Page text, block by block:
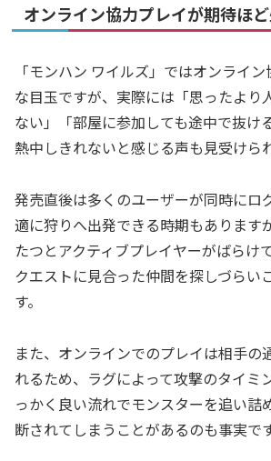
オンライン協力プレイが期待ほ
「モンハン ワイルズ」ではオンライ
な目玉ですが、実際には「思ったより
ない」「部屋に参加しても途中で抜け
熱中しきれないと感じる声も見受けら
発売直後は多くのユーザーが同時にロ
適に狩りへ出発できる時期もあります
たつとアクティブプレイヤーがばらけ
クエストに見合った仲間を探しづらい
す。
また、オンラインでのプレイは相手の
れるため、ラグによって攻撃のタイミ
っかく良い流れでモンスターを追い詰
断されてしまうことがあるのも事実です